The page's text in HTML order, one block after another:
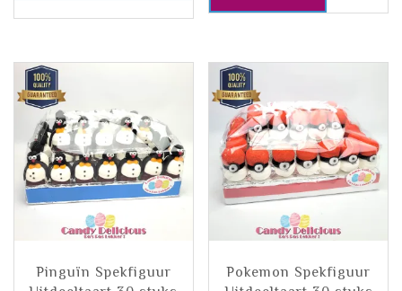
Pinguïn Spekfiguur
Pokemon Spekfiguur